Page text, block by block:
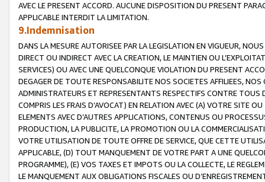
AVEC LE PRESENT ACCORD. AUCUNE DISPOSITION DU PRESENT
APPLICABLE INTERDIT LA LIMITATION.
9.Indemnisation
DANS LA MESURE AUTORISEE PAR LA LEGISLATION EN VIGUEUR,
DIRECT OU INDIRECT AVEC LA CREATION, LE MAINTIEN OU
SERVICES) OU AVEC UNE QUELCONQUE VIOLATION DU PRESENT
DEGAGER DE TOUTE RESPONSABILITE NOS SOCIETES AFFILIEES,
ADMINISTRATEURS ET REPRESENTANTS RESPECTIFS CONTRE
COMPRIS LES FRAIS D’AVOCAT) EN RELATION AVEC (A) VOTRE SITE
ELEMENTS AVEC D’AUTRES APPLICATIONS, CONTENUS OU
PRODUCTION, LA PUBLICITE, LA PROMOTION OU LA
VOTRE UTILISATION DE TOUTE OFFRE DE SERVICE, QUE CETTE
APPLICABLE, (D) TOUT MANQUEMENT DE VOTRE PART A UNE
PROGRAMME), (E) VOS TAXES ET IMPOTS OU LA COLLECTE, LE
LE MANQUEMENT AUX OBLIGATIONS FISCALES OU